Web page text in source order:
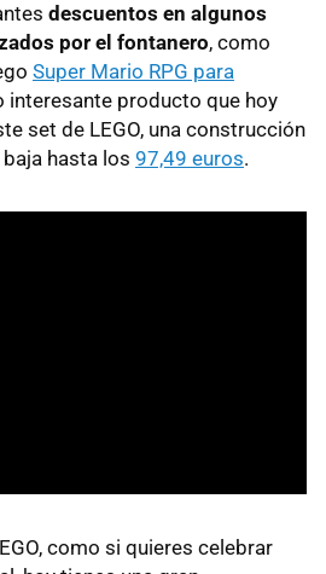
descuentos en algunos
por el fontanero, como
Super Mario RPG para
interesante producto que hoy
set de LEGO, una construcción
hasta los 97,49 euros.
como si quieres celebrar